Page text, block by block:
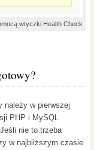
wtyczki Health Check
należy w pierwszej
PHP i MySQL
nie to trzeba
w najbliższym czasie